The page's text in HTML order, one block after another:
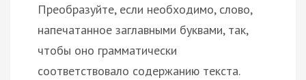
Преобразуйте, если необходимо, слово,
напечатанное заглавными буквами, так,
чтобы оно грамматически
соответствовало содержанию текста.